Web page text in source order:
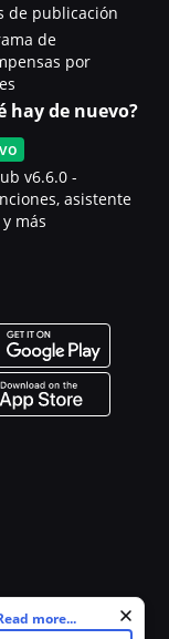
de publicación
de
por
hay de nuevo?
v6.6.0 -
asistente
más
personalize
more...